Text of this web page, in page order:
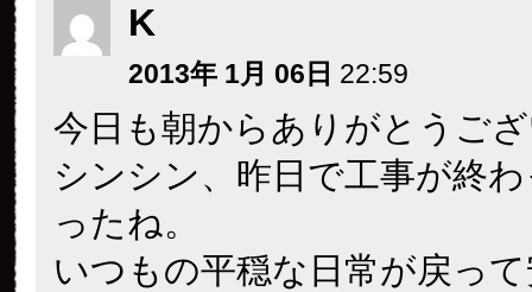
K
2013年 1月 06日 22:59
今日も朝からありがとうご
シンシン、昨日で工事が終
ったね。
いつもの平穏な日常が戻っ